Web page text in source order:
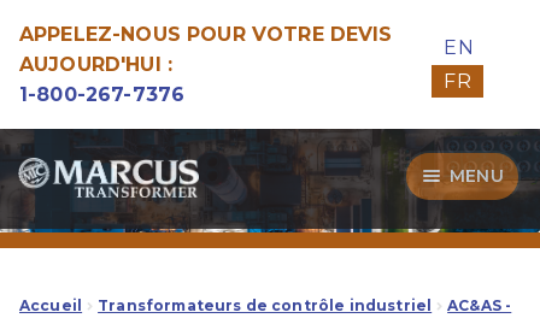
APPELEZ-NOUS POUR VOTRE DEVIS
AUJOURD'HUI :
1-800-267-7376
EN
FR
Aller
à
la
navigation
Aller
au
contenu
MENU
Transformateurs
Guide d’Achat
Accueil Transformateurs de contrôle industriel
AC&AS -